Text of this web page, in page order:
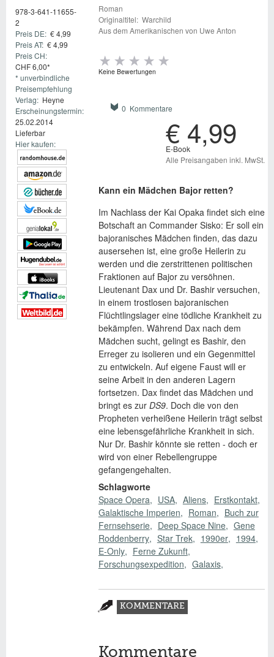
978-3-641-11655-
2
Preis DE: € 4,99
Preis AT: € 4,99
Preis CH:
CHF 6,00*
* unverbindliche
Preisempfehlung
Verlag: Heyne
Erscheinungstermin:
25.02.2014
Lieferbar
Hier kaufen:
Roman
Originaltitel: Warchild
Aus dem Amerikanischen von Uwe Anton
Keine Bewertungen
0 Kommentare
€ 4,99
E-Book
Alle Preisangaben inkl. MwSt.
Kann ein Mädchen Bajor retten?
Im Nachlass der Kai Opaka findet sich eine
Botschaft an Commander Sisko: Er soll ein
bajoranisches Mädchen finden, das dazu
ausersehen ist, eine große Heilerin zu
werden und die zerstrittenen politischen
Fraktionen auf Bajor zu versöhnen.
Lieutenant Dax und Dr. Bashir versuchen,
in einem trostlosen bajoranischen
Flüchtlingslager eine tödliche Krankheit zu
bekämpfen. Während Dax nach dem
Mädchen sucht, gelingt es Bashir, den
Erreger zu isolieren und ein Gegenmittel
zu entwickeln. Auf eigene Faust will er
seine Arbeit in den anderen Lagern
fortsetzen. Dax findet das Mädchen und
bringt es zur DS9. Doch die von den
Propheten verheißene Heilerin trägt selbst
eine lebensgefährliche Krankheit in sich.
Nur Dr. Bashir könnte sie retten - doch er
wird von einer Rebellengruppe
gefangengehalten.
Schlagworte
Space Opera
USA Aliens
Erstkontakt
Galaktische Imperien
Roman
Buch zur
Fernsehserie
Deep Space Nine
Gene
Roddenberry
Star Trek 1990er
1994
E-Only
Ferne Zukunft
Forschungsexpedition
Galaxis
Zusatzmaterial
KOMMENTARE
Kommentare